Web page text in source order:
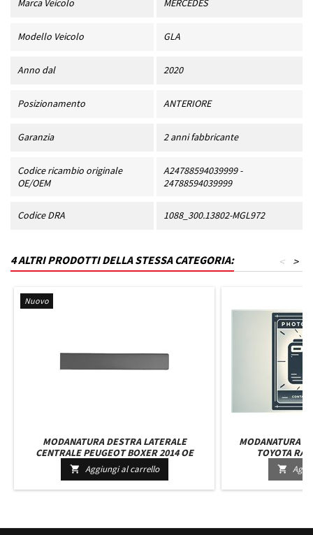
Marca Veicolo MERCEDES
Modello Veicolo GLA
Anno dal 2020
Posizionamento ANTERIORE
Garanzia 2 anni fabbricante
Codice ricambio originale
OE/OEM
A24788594039999 -
24788594039999
Codice DRA 1088_300.13802-MGL972
4 ALTRI PRODOTTI DELLA STESSA CATEGORIA: >
<
Nuovo
MODANATURA DESTRA LATERALE
CENTRALE PEUGEOT BOXER 2014 OE
735422719 GRIGIA PASSO CORTO CON CLIP
DI MONTAGGIO
 Aggiungi al carrello
MODANATURA
TOYOTA
